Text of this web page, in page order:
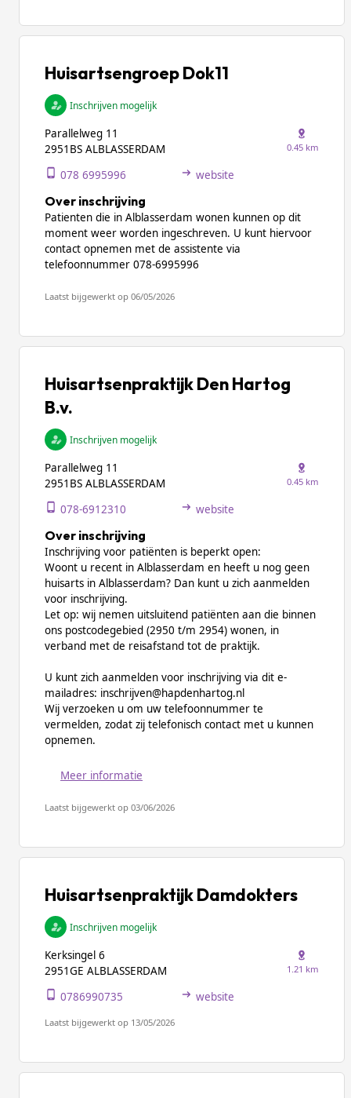
Huisartsengroep Dok11
Inschrijven mogelijk
Parallelweg 11
2951BS ALBLASSERDAM
0.45 km
078 6995996 website
Over inschrijving
Patienten die in Alblasserdam wonen kunnen op dit
moment weer worden ingeschreven. U kunt hiervoor
contact opnemen met de assistente via
telefoonnummer 078-6995996
Laatst bijgewerkt op 06/05/2026
Huisartsenpraktijk Den Hartog
B.v.
Inschrijven mogelijk
Parallelweg 11
2951BS ALBLASSERDAM
0.45 km
078-6912310 website
Over inschrijving
Inschrijving voor patiënten is beperkt open:
Woont u recent in Alblasserdam en heeft u nog geen
huisarts in Alblasserdam? Dan kunt u zich aanmelden
voor inschrijving.
Let op: wij nemen uitsluitend patiënten aan die binnen
ons postcodegebied (2950 t/m 2954) wonen, in
verband met de reisafstand tot de praktijk.
U kunt zich aanmelden voor inschrijving via dit e-
mailadres: inschrijven@hapdenhartog.nl
Wij verzoeken u om uw telefoonnummer te
vermelden, zodat zij telefonisch contact met u kunnen
opnemen.
Meer informatie
Laatst bijgewerkt op 03/06/2026
Huisartsenpraktijk Damdokters
Inschrijven mogelijk
Kerksingel 6
2951GE ALBLASSERDAM
1.21 km
0786990735 website
Laatst bijgewerkt op 13/05/2026